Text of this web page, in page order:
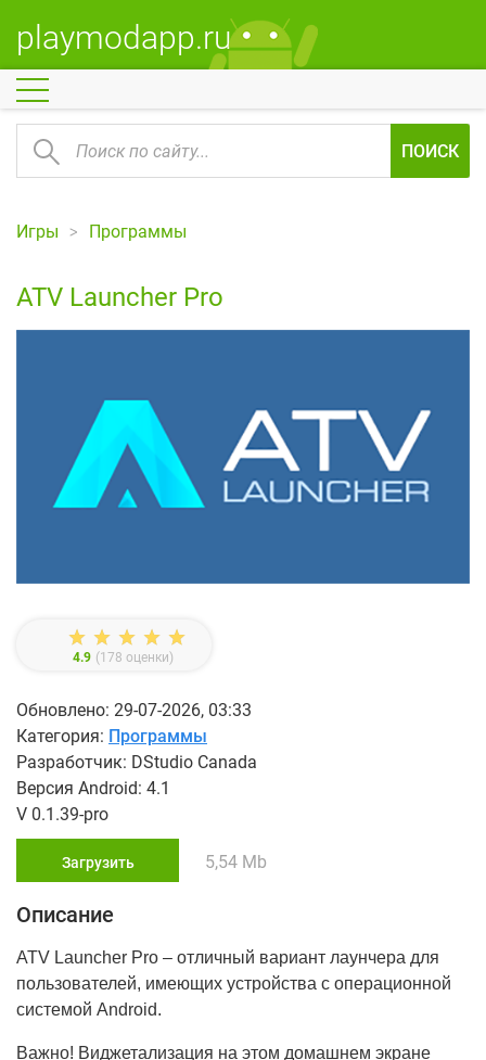
playmodapp.ru
ПОИСК
Игры Программы
ATV Launcher Pro
4.9 (178 оценки)
Обновлено: 29-07-2026, 03:33
Категория: Программы
Разработчик: DStudio Canada
Версия Android: 4.1
V 0.1.39-pro
Загрузить 5,54 Mb
Описание
ATV Launcher Pro – отличный вариант лаунчера для
пользователей, имеющих устройства с операционной
системой Android.
Важно! Виджетализация на этом домашнем экране